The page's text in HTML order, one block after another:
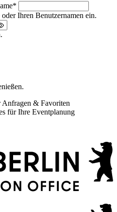
*
Ihren Benutzernamen ein.
Anfragen & Favoriten
für Ihre Eventplanung